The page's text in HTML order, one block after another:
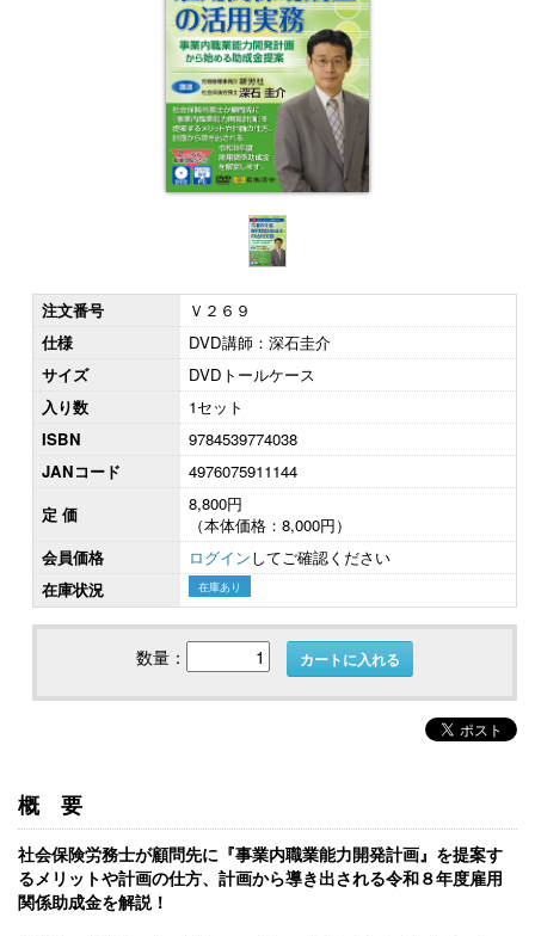
注文番号
Ｖ２６９
仕様
DVD講師：深石圭介
サイズ
DVDトールケース
入り数
1セット
ISBN
9784539774038
JANコード
4976075911144
定 価
8,800円
（本体価格：8,000円）
会員価格
ログインしてご確認ください
在庫状況
在庫あり
数量： カートに入れる
概要
社会保険労務士が顧問先に『事業内職業能力開発計画』を提案す
るメリットや計画の仕方、計画から導き出される令和８年度雇用
関係助成金を解説！